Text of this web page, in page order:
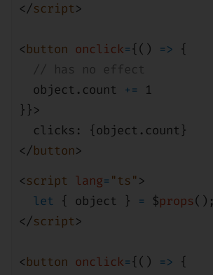
</script>
<button onclick={() =>
{
// has no effect
object .count +=
1
}}>
clicks: {object .count}
</button>
<script lang= "ts" >
let
{ object } = $props();
</script>
<button onclick={() =>
{